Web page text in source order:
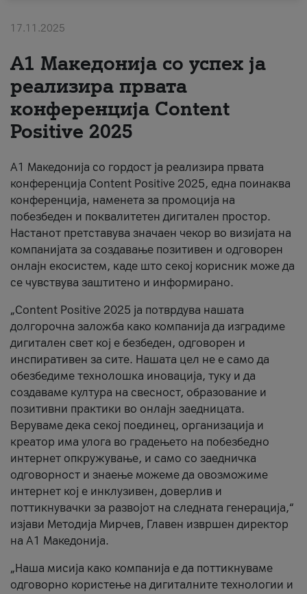
#ПодобарОнлајн
17.11.2025
А1 Македонија со успех ја
реализира првата
конференција Content
Positive 2025
А1 Македонија со гордост ја реализира првата
конференција Content Positive 2025, една поинаква
конференција, наменета за промоција на
побезбеден и поквалитетен дигитален простор.
Настанот претставува значаен чекор во визијата на
компанијата за создавање позитивен и одговорен
онлајн екосистем, каде што секој корисник може да
се чувствува заштитено и информирано.
„Content Positive 2025 ја потврдува нашата
долгорочна заложба како компанија да изградиме
дигитален свет кој е безбеден, одговорен и
инспиративен за сите. Нашата цел не е само да
обезбедиме технолошка иновација, туку и да
создаваме култура на свесност, образование и
позитивни практики во онлајн заедницата.
Веруваме дека секој поединец, организација и
креатор има улога во градењето на побезбедно
интернет опкружување, и само со заедничка
одговорност и знаење можеме да овозможиме
интернет кој е инклузивен, доверлив и
поттикнувачки за развојот на следната генерација,“
изјави Методија Мирчев, Главен извршен директор
на А1 Македонија.
„Наша мисија како компанија е да поттикнуваме
одговорно користење на дигиталните технологии и